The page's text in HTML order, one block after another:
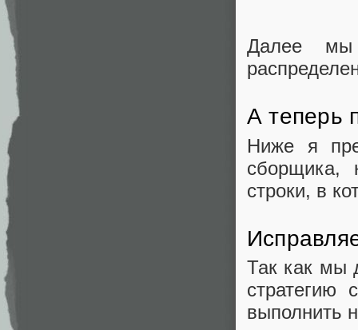
Далее мы
А теперь
Ниже я
сборщика,
строки, в
Так как мы
стратегию
выполнить